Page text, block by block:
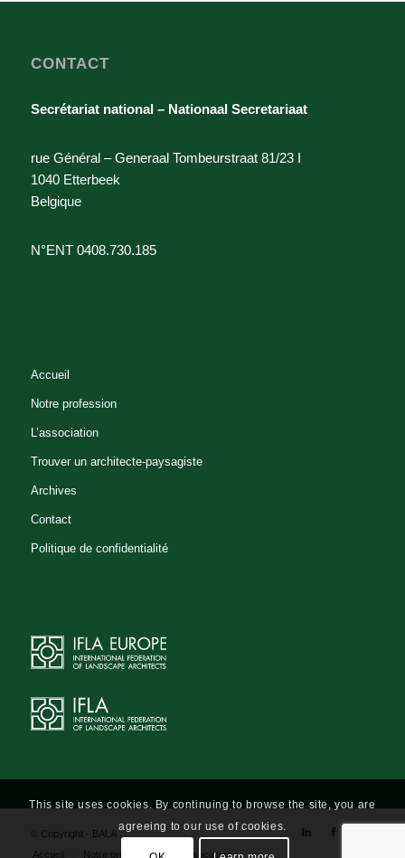
GRASMARKT 1000 Bruxelles
a.joris@arter.be
Bureau d'étude - Studiebureau
Anne-Marie SAUVAT
landschapsarchitect
0477/90.81.25
02/539.04.87
Architecte-paysagiste
Bureau
d'étude
Rue Decoster, 4, 1320 Beauvechain
CONTACT
Secrétariat national – Nationaal Secretariaat
rue Général – Generaal Tombeurstraat 81/23 I
1040 Etterbeek
Belgique
N°ENT 0408.730.185
Accueil
Notre profession
L’association
Trouver un architecte-paysagiste
Archives
Contact
Politique de confidentialité
© Copyright - BALA
Accueil
Notre profession L’association
This site uses cookies. By continuing to browse the site, you are
agreeing to our use of cookies.